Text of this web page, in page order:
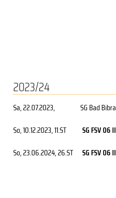
2023/24
Sa, 22.07.2023, SG Bad Bibra
So, 10.12.2023, 11.ST SG FSV 06 II
So, 23.06.2024, 26.ST SG FSV 06 II